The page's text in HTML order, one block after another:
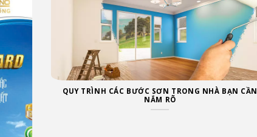
QUY TRÌNH CÁC BƯỚC SƠN TRONG NHÀ BẠN CẦN
NẮM RÕ